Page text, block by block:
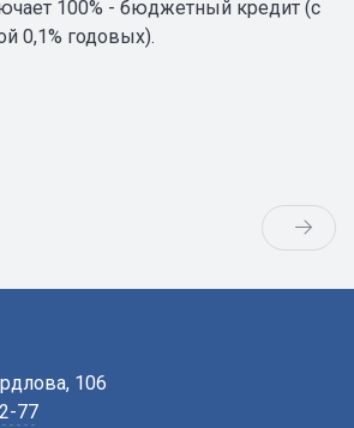
100% - бюджетный кредит (с
0,1% годовых).
106
77